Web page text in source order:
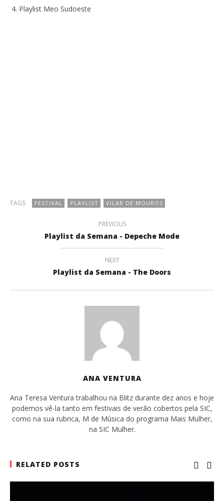
Playlist Meo Sudoeste
TAGS: FESTIVAL PLAYLIST VILAR DE MOUROS
PREVIOUS
Playlist da Semana - Depeche Mode
NEXT
Playlist da Semana - The Doors
ANA VENTURA
Ana Teresa Ventura trabalhou na Blitz durante dez anos e hoje
podemos vê-la tanto em festivais de verão cobertos pela SIC,
como na sua rubrica, M de Música do programa Mais Mulher,
na SIC Mulher.
RELATED POSTS